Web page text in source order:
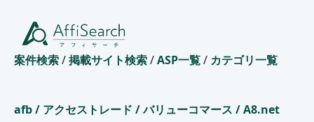
案件検索/掲載サイト検索/ASP一覧/ カテゴリ一覧
afb/ アクセストレード /バリューコマース /A8.net